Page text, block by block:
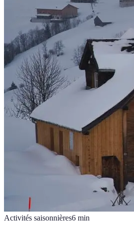
Activités saisonnières6 min